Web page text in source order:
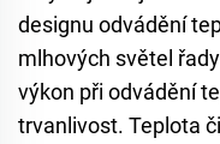
designu odvádění
mlhových světel
výkon při odvádění
trvanlivost. Teplota